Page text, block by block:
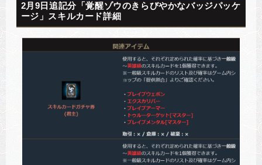
2月9日追記分「覚醒ゾウのきらびやかなバッジパッケ
ージ」スキルカード詳細